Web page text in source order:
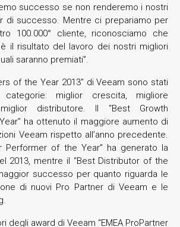
successo se non renderemo i nostri
di successo. Mentre ci prepariamo per
100.000° cliente, riconosciamo che
il risultato del lavoro dei nostri migliori
saranno premiati”.
of the Year 2013” di Veeam sono stati
miglior crescita, migliore
distributore. Il “Best Growth
ha ottenuto il maggiore aumento di
Veeam rispetto all’anno precedente.
Performer of the Year” ha generato la
2013, mentre il “Best Distributor of the
successo per quanto riguarda le
di nuovi Pro Partner di Veeam e le
degli award di Veeam “EMEA ProPartner